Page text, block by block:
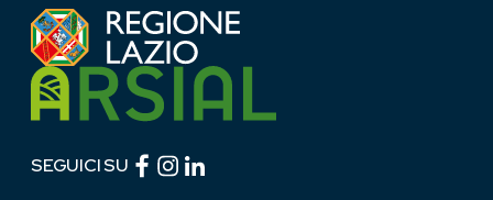
SEGUICI SU Facebook (link esterno)
Instagram (link esterno)